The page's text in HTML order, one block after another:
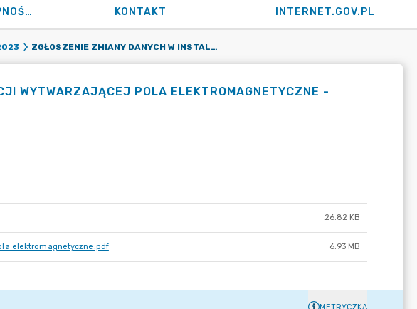
DEKLARACJA DOSTĘPNOŚCI KONTAKT INTERNET.GOV.PL
ZGŁOSZENIE ZMIANY DANYCH W INSTALACJI WYTWARZAJĄCEJ POLA ELEKTROMAGNETYCZNE - STACJA BAZOWA BT44084_KORONOWO
WYTWARZAJĄCEJ POLA ELEKTROMAGNETYCZNE -
26.82 KB
elektromagnetyczne.pdf 6.93 MB
METRYCZKA